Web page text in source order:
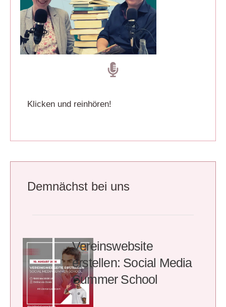
Klicken und reinhören!
Demnächst bei uns
Vereinswebsite
erstellen: Social Media
Summer School